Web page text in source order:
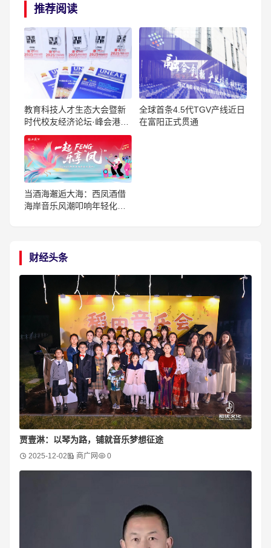
推荐阅读
教育科技人才生态大会暨新
时代校友经济论坛·峰会港澳
珠举行
全球首条4.5代TGV产线近日
在富阳正式贯通
当酒海邂逅大海：西凤酒借
海岸音乐风潮叩响年轻化之
财经头条
贾壹淋：以琴为路，铺就音乐梦想征途
2025-12-02 商广网 0